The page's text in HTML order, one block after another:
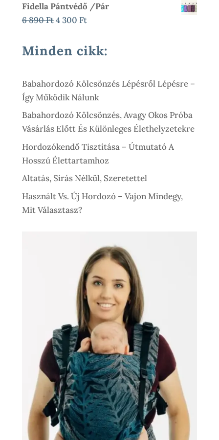
Fidella Pántvédő /pár
6 890FtOriginal
Was:
4 300 FtCurrent
Is:
Minden cikk:
Babahordozó Kölcsönzés Lépésről Lépésre –
Így Működik Nálunk
Babahordozó Kölcsönzés, Avagy Okos Próba
Vásárlás Előtt És Különleges Élethelyzetekre
Hordozókendő Tisztítása – Útmutató A
Hosszú Élettartamhoz
Altatás, Sírás Nélkül, Szeretettel
Használt Vs. Új Hordozó – Vajon Mindegy,
Mit Választasz?